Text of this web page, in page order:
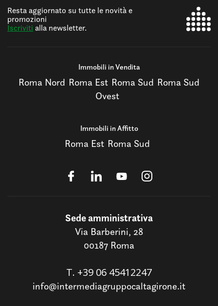
Resta aggiornato su tutte le novità e
promozioni
Iscriviti alla newsletter.
Immobili in Vendita
Roma Nord Roma Est Roma Sud Roma Sud
Ovest
Immobili in Affitto
Roma Est Roma Sud
Sede amministrativa
Via Barberini, 28
00187 Roma
T. +39 06 45412247
info@intermediagruppocaltagirone.it